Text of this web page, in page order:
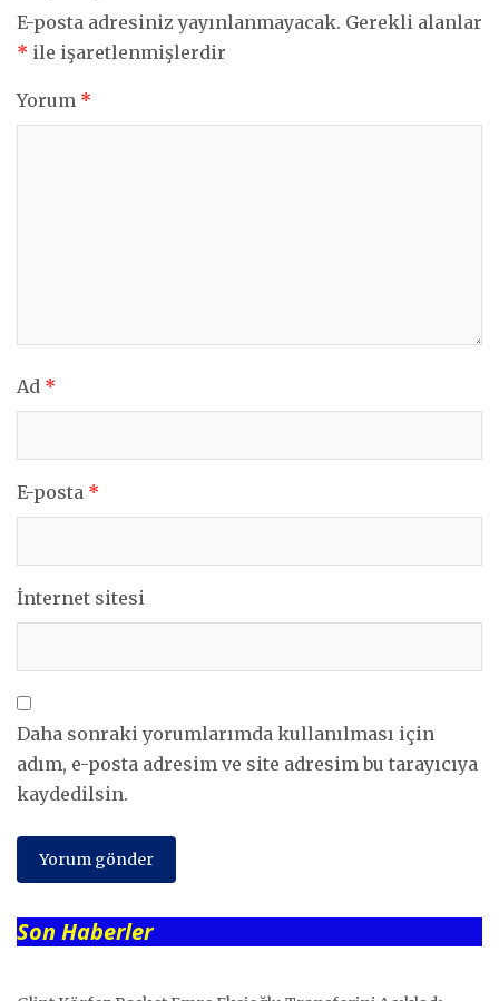
E-posta adresiniz yayınlanmayacak. Gerekli alanlar
* ile işaretlenmişlerdir
Yorum *
Ad *
E-posta *
İnternet sitesi
Daha sonraki yorumlarımda kullanılması için
adım, e-posta adresim ve site adresim bu tarayıcıya
kaydedilsin.
Son Haberler